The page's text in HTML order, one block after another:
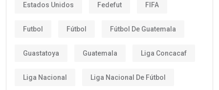
Estados Unidos Fedefut FIFA
Futbol Fútbol Fútbol De Guatemala
Guastatoya Guatemala Liga Concacaf
Liga Nacional Liga Nacional De Fútbol